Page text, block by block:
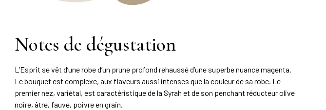
Notes de dégustation
L’Esprit se vêt d’une robe d’un prune profond rehaussé d’une superbe nuance magenta.
Le bouquet est complexe, aux flaveurs aussi intenses que la couleur de sa robe. Le
premier nez, variétal, est caractéristique de la Syrah et de son penchant réducteur olive
noire, âtre, fauve, poivre en grain.